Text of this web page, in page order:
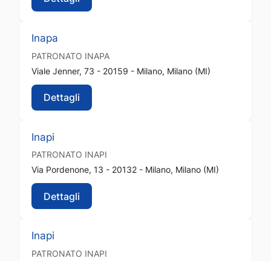
Inapa
PATRONATO INAPA
Viale Jenner, 73 - 20159 - Milano, Milano (MI)
Dettagli
Inapi
PATRONATO INAPI
Via Pordenone, 13 - 20132 - Milano, Milano (MI)
Dettagli
Inapi
PATRONATO INAPI